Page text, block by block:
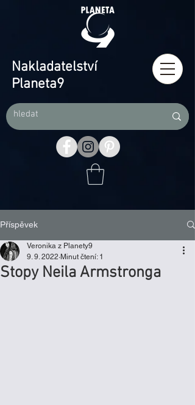
Nakladatelství
Planeta9
Příspěvek
Stopy Neila Armstronga
Veronika z Planety9
9. 9. 2022 Minut čtení: 1